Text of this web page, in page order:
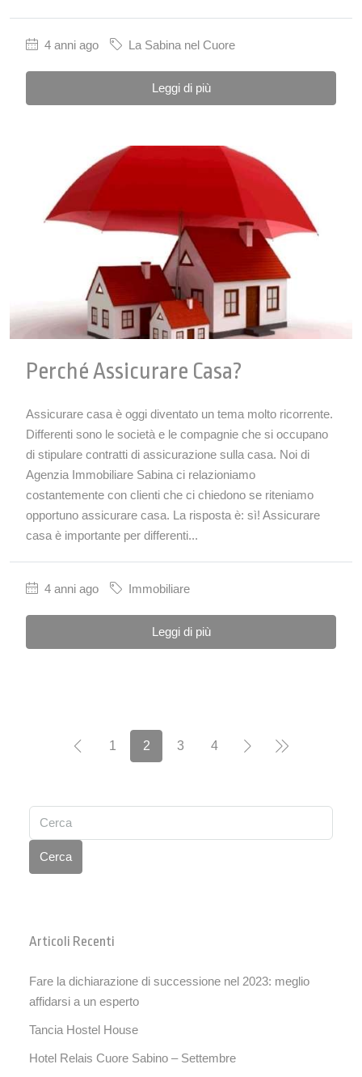
4 anni ago La Sabina nel Cuore
Leggi di più
Perché Assicurare Casa?
Assicurare casa è oggi diventato un tema molto ricorrente.
Differenti sono le società e le compagnie che si occupano
di stipulare contratti di assicurazione sulla casa. Noi di
Agenzia Immobiliare Sabina ci relazioniamo
costantemente con clienti che ci chiedono se riteniamo
opportuno assicurare casa. La risposta è: sì! Assicurare
casa è importante per differenti...
4 anni ago Immobiliare
Leggi di più
1 2 3 4
Cerca
Articoli Recenti
Fare la dichiarazione di successione nel 2023: meglio
affidarsi a un esperto
Tancia Hostel House
Hotel Relais Cuore Sabino – Settembre